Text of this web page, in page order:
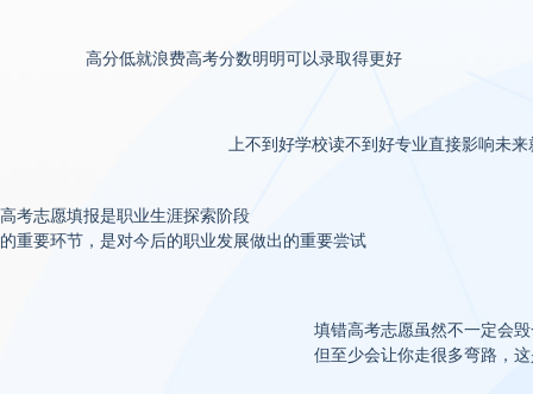
高分低就浪费高考分数明明可以录取得更好
上不到好学校读不到好专业直接影响未来
高考志愿填报是职业生涯探索阶段
的重要环节，是对今后的职业发展做出的重要尝试
填错高考志愿虽然不一定会
但至少会让你走很多弯路，